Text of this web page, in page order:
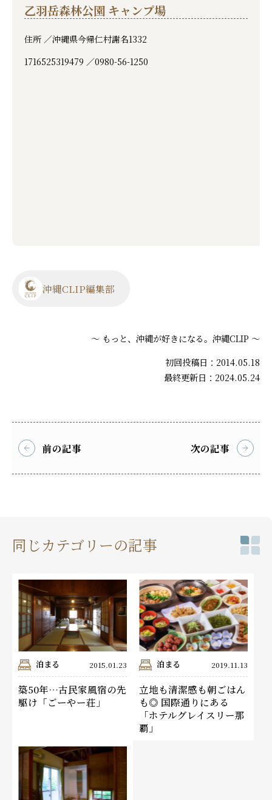
乙羽岳森林公園 キャンプ場
住所 ／沖縄県今帰仁村謝名1332
1716525319479 ／0980-56-1250
沖縄CLIP編集部
～ もっと、沖縄が好きになる。沖縄CLIP ～
初回投稿日：2014.05.18
最終更新日：2024.05.24
前の記事 次の記事
同じカテゴリーの記事
泊まる 2015.01.23
築50年…古民家風宿の先
駆け「ごーやー荘」
泊まる 2019.11.13
立地も清潔感も朝ごはん
も◎ 国際通りにある
「ホテルグレイスリー那
覇」